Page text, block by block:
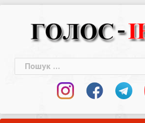
Пошук: